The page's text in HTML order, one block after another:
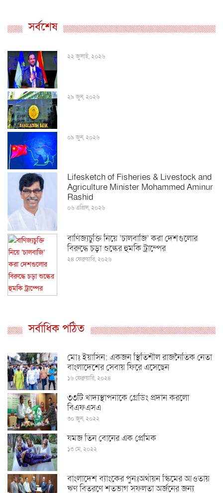
সর্বশেষ
২২ জুলাই, ২০২৬
২৯ জুন, ২০২৬
০৯ জুন, ২০২৬
Lifesketch of Fisheries & Livestock and
Agriculture Minister Mohammed Aminur
Rashid
০৬ এপ্রিল, ২০২৬
বাণিজ্যচুক্তি নিয়ে ‘চালবাজি’ করা দেশগুলোর
বিরুদ্ধে চড়া শুল্কের হুমকি ট্রাম্পের
২৪ ফেব্রুয়ারি, ২০২৬
সর্বাধিক পঠিত
মোঃ ইয়াসিন: একজন স্থিতিশীল রাজনৈতিক নেতা
বাংলাদেশের সেবায় ফিরে এসেছেন
১৬ ফেব্রুয়ারি, ২০২৪
৩৩টি খাদ্যস্থাপনাকে গ্রেডিং প্রদান করলো
বিএফএসএ
৩০ জুন, ২০২২
যমজ তিন বোনের এক প্রেমিক
১৩ মে, ২০২২
বাংলাদেশ ব্যাংকের পুনঃঅর্থায়ন স্কিমের আওতায়
ঋণ বিতরণে শতভাগ সফলতা অর্জনের জন্য